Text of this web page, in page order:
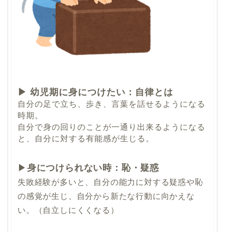
▶ 幼児期に身につけたい：自律とは
自分の足で立ち、歩き、言葉を話せるようになる
時期。
自分で身の回りのことが一通り出来るようになる
と、自分に対する有能感が生じる。
▶身につけられない時：恥・疑惑
失敗経験が多いと、自分の能力に対する疑惑や恥
の感覚が生じ、自分から新たな行動に向かえな
い。（自立しにくくなる）